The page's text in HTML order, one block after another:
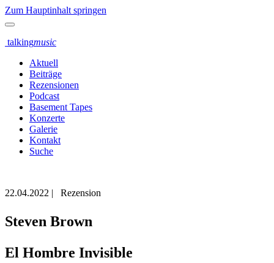
Zum Hauptinhalt springen
talkingmusic
Aktuell
Beiträge
Rezensionen
Podcast
Basement Tapes
Konzerte
Galerie
Kontakt
Suche
22.04.2022 | Rezension
Steven Brown
El Hombre Invisible